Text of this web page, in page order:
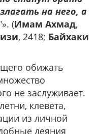
на него, а
(Имам Ахмад,
, 2418; Байхаки
обижать
не заслуживает.
клевета,
из личной
деяния